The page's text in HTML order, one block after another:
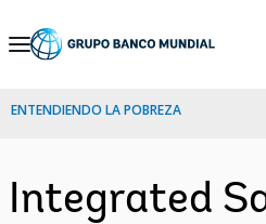
Skip
Navigation
ENTENDIENDO LA POBREZA
Integrated